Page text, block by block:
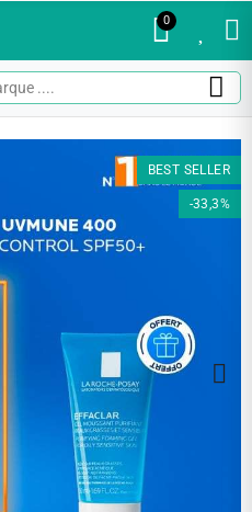
0
BEST SELLER
-33,3%